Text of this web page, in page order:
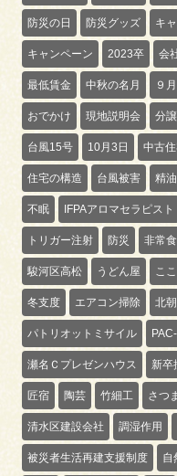
防災の日 防災グッズ キ
キャンペーン 2023卒 会
最低賃金 中秋の名月 ９
おでかけ 現地説明会 分
台風15号 10月3日 中古
住宅の構造 台風被害 精油
不眠 IFPAアロマセラピスト
トリガー注射 防災 非常食
駿河区高松 うどん屋 こ
冬支度 エアコン掃除 北
パトリオットミサイル
瀬名Ｃプレゼンハウス 新卒
匠宿 陶芸 竹細工 さつ
清水区建設会社 調湿作用
被災者生活再建支援制度 自